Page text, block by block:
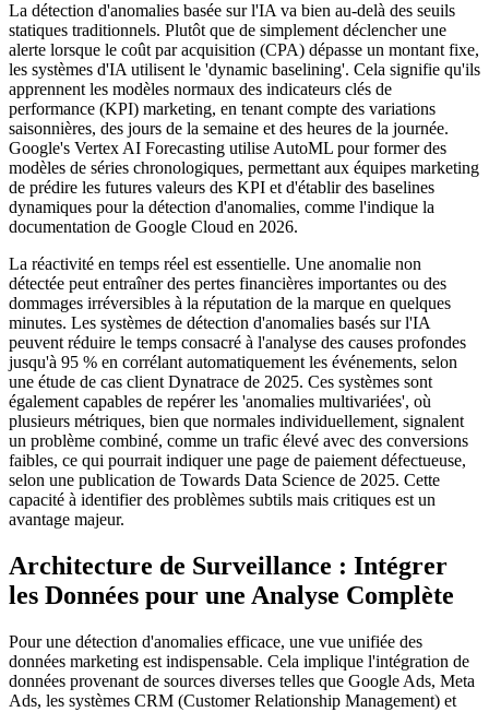
La détection d'anomalies basée sur l'IA va bien au-delà des seuils
statiques traditionnels. Plutôt que de simplement déclencher une
alerte lorsque le coût par acquisition (CPA) dépasse un montant fixe,
les systèmes d'IA utilisent le 'dynamic baselining'. Cela signifie qu'ils
apprennent les modèles normaux des indicateurs clés de
performance (KPI) marketing, en tenant compte des variations
saisonnières, des jours de la semaine et des heures de la journée.
Google's Vertex AI Forecasting utilise AutoML pour former des
modèles de séries chronologiques, permettant aux équipes marketing
de prédire les futures valeurs des KPI et d'établir des baselines
dynamiques pour la détection d'anomalies, comme l'indique la
documentation de Google Cloud en 2026.
La réactivité en temps réel est essentielle. Une anomalie non
détectée peut entraîner des pertes financières importantes ou des
dommages irréversibles à la réputation de la marque en quelques
minutes. Les systèmes de détection d'anomalies basés sur l'IA
peuvent réduire le temps consacré à l'analyse des causes profondes
jusqu'à 95 % en corrélant automatiquement les événements, selon
une étude de cas client Dynatrace de 2025. Ces systèmes sont
également capables de repérer les 'anomalies multivariées', où
plusieurs métriques, bien que normales individuellement, signalent
un problème combiné, comme un trafic élevé avec des conversions
faibles, ce qui pourrait indiquer une page de paiement défectueuse,
selon une publication de Towards Data Science de 2025. Cette
capacité à identifier des problèmes subtils mais critiques est un
avantage majeur.
Architecture de Surveillance : Intégrer
les Données pour une Analyse Complète
Pour une détection d'anomalies efficace, une vue unifiée des
données marketing est indispensable. Cela implique l'intégration de
données provenant de sources diverses telles que Google Ads, Meta
Ads, les systèmes CRM (Customer Relationship Management) et